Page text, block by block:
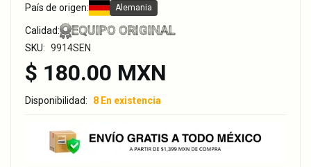
País de origen:
Alemania
Calidad: EQUIPO ORIGINAL
SKU: 9914SEN
$ 180.00 MXN
Disponibilidad: 8 En existencia